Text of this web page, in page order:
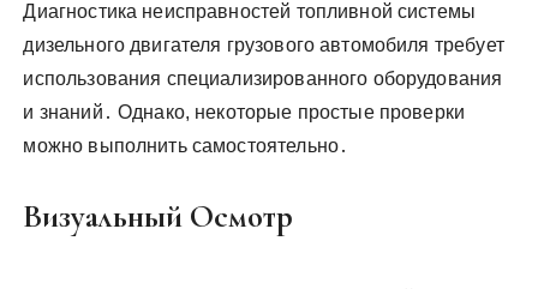
Диагностика неисправностей топливной системы
дизельного двигателя грузового автомобиля требует
использования специализированного оборудования
и знаний․ Однако, некоторые простые проверки
можно выполнить самостоятельно․
Визуальный Осмотр